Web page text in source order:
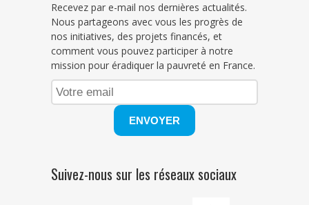
Recevez par e-mail nos dernières actualités.
Nous partageons avec vous les progrès de
nos initiatives, des projets financés, et
comment vous pouvez participer à notre
mission pour éradiquer la pauvreté en France.
Suivez-nous sur les réseaux sociaux